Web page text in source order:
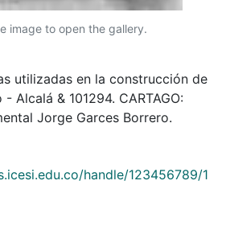
image to open the gallery.
utilizadas en la construcción de
Alcalá & 101294. CARTAGO:
Jorge Garces Borrero.
handle/123456789/1